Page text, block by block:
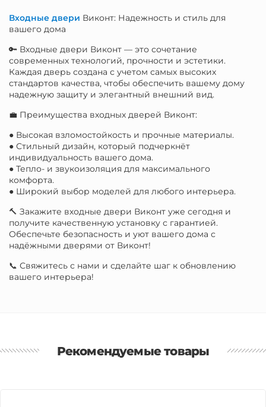
Входные двери Виконт: Надежность и стиль для
вашего дома
🔑 Входные двери Виконт — это сочетание
современных технологий, прочности и эстетики.
Каждая дверь создана с учетом самых высоких
стандартов качества, чтобы обеспечить вашему дому
надежную защиту и элегантный внешний вид.
💼 Преимущества входных дверей Виконт:
● Высокая взломостойкость и прочные материалы.
● Стильный дизайн, который подчеркнёт
индивидуальность вашего дома.
● Тепло- и звукоизоляция для максимального
комфорта.
● Широкий выбор моделей для любого интерьера.
🔨 Закажите входные двери Виконт уже сегодня и
получите качественную установку с гарантией.
Обеспечьте безопасность и уют вашего дома с
надёжными дверями от Виконт!
📞 Свяжитесь с нами и сделайте шаг к обновлению
вашего интерьера!
Рекомендуемые товары